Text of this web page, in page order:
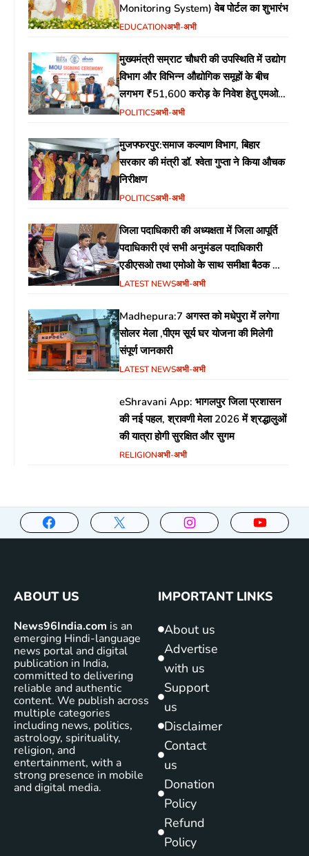
Monitoring System) वेब पोर्टल का शुभारंभ
EDUCATIONअभी-अभी
मुख्यमंत्री सम्राट चौधरी की उपस्थिति में उद्योग
विभाग और विभिन्न औद्योगिक समूहों के बीच
लगभग ₹51,600 करोड़ के निवेश हेतु एमओयू
(MoU) पर हस्ताक्षर
POLITICSअभी-अभी
मुजफ्फरपुर:समाज कल्याण विभाग, बिहार
सरकार की मंत्री डॉ. श्वेता गुप्ता ने किया औचक
निरीक्षण
POLITICSअभी-अभी
जिला पदाधिकारी की अध्यक्षता में जिला आपूर्ति
पदाधिकारी एवं सभी अनुमंडल पदाधिकारी
एडीएसओ तथा एमोओ के साथ समीक्षा बैठक का
आयोजन
LATEST NEWSअभी-अभी
Madhepura:7 अगस्त को मधेपुरा में लगेगा
सोलर मेला ,पीएम सूर्य घर योजना की मिलेगी
संपूर्ण जानकारी
LATEST NEWSअभी-अभी
eShravani App: भागलपुर जिला प्रशासन
की नई पहल, श्रावणी मेला 2026 में श्रद्धालुओं
की यात्रा होगी सुरक्षित और सुगम
RELIGIONअभी-अभी
ABOUT US
News96India.com is an
emerging Hindi-language
news portal and digital
publication in India,
committed to delivering
reliable and authentic
content. We publish across
multiple categories
including news, politics,
astrology, spirituality,
religion, and
entertainment, with a
strong presence in mobile
and digital media.
IMPORTANT LINKS
About us
Advertise
with us
Support
us
Disclaimer
Contact
us
Donation
Policy
Refund
Policy